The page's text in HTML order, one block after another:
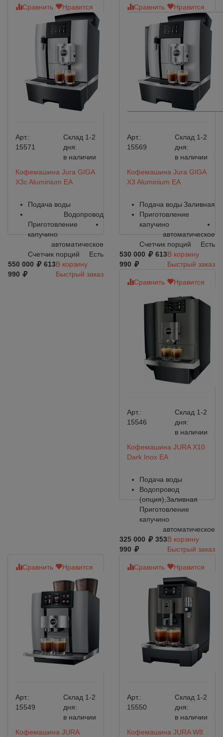
Сравнить Нравится
Арт.:
15571
Склад 1-2
дня:
в наличии
Кофемашина Jura GIGA
X3c Aluminium EA
Подача воды
Водопровод
Приготовление
капучино
автоматическое
Счетчик порций
Есть
550 000
613
990
В корзину
Быстрый заказ
Сравнить Нравится
Арт.:
15569
Склад 1-2
дня:
в наличии
Кофемашина Jura GIGA
X3 Aluminium EA
Подача воды Заливная
Приготовление
капучино
автоматическое
Счетчик порций
Есть
530 000
613
990
В корзину
Быстрый заказ
Сравнить Нравится
Арт.:
15546
Склад 1-2
дня:
в наличии
Кофемашина JURA X10
Dark Inox EA
Подача воды
Водопровод
(опция),Заливная
Приготовление
капучино
автоматическое
325 000
353
990
В корзину
Быстрый заказ
Сравнить Нравится
Арт.:
15549
Склад 1-2
дня:
в наличии
Кофемашина JURA
Сравнить Нравится
Арт.:
15550
Склад 1-2
дня:
в наличии
Кофемашина JURA W8